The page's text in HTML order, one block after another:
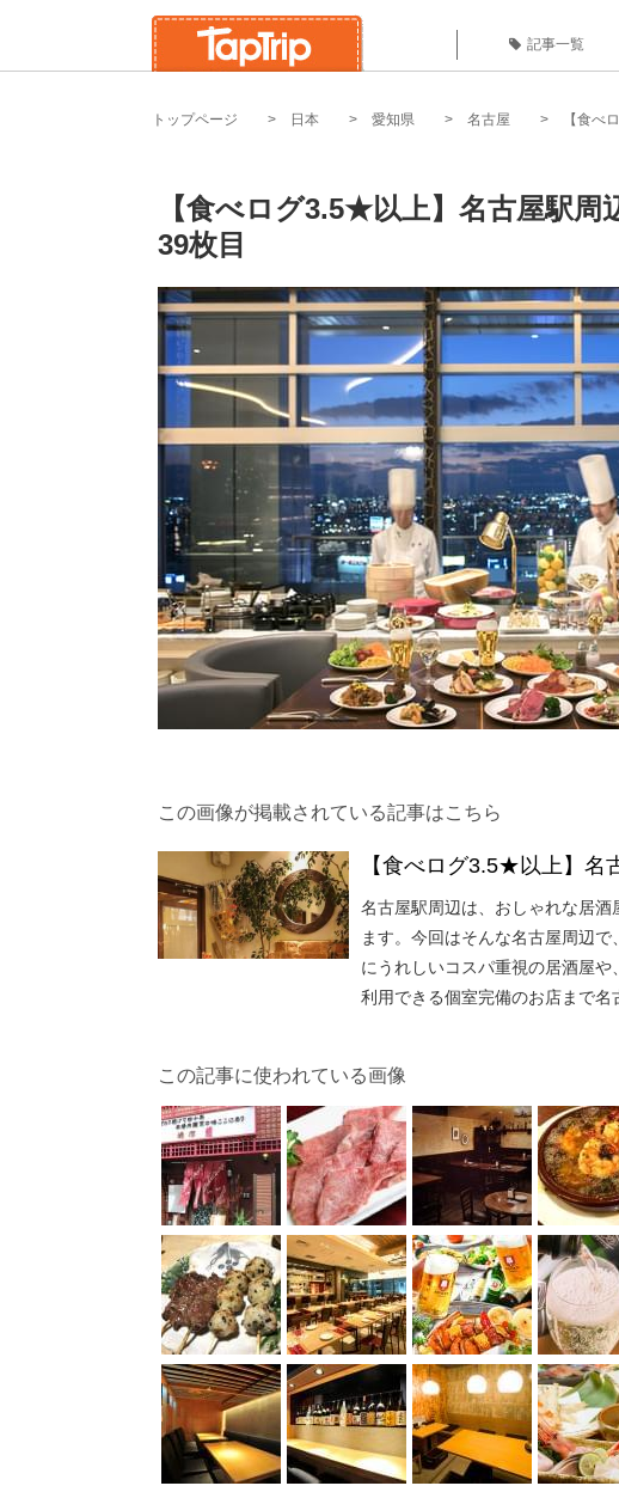
記事一覧
トップページ 日本 愛知県 名古屋 【食べ
【食べログ3.5★以上】名古屋駅
39枚目
この画像が掲載されている記事はこちら
【食べログ3.5★以上】名
名古屋駅周辺は、おしゃれな居
ます。今回はそんな名古屋周辺
にうれしいコスパ重視の居酒屋
利用できる個室完備のお店まで名
この記事に使われている画像